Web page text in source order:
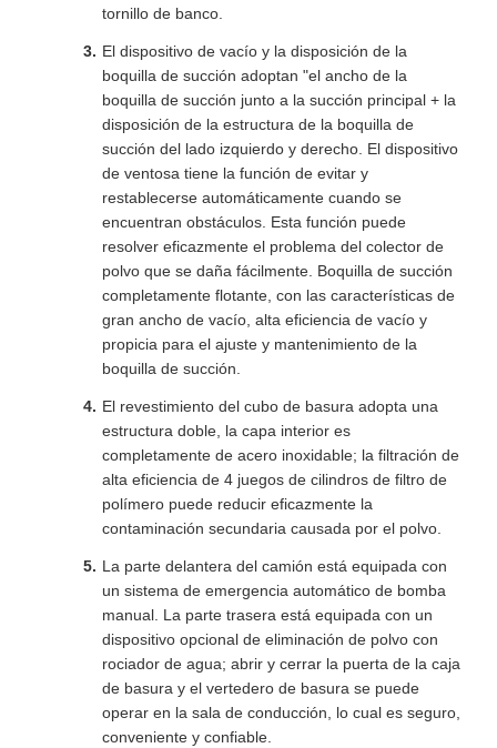
tornillo de banco.
El dispositivo de vacío y la disposición de la
boquilla de succión adoptan "el ancho de la
boquilla de succión junto a la succión principal + la
disposición de la estructura de la boquilla de
succión del lado izquierdo y derecho. El dispositivo
de ventosa tiene la función de evitar y
restablecerse automáticamente cuando se
encuentran obstáculos. Esta función puede
resolver eficazmente el problema del colector de
polvo que se daña fácilmente. Boquilla de succión
completamente flotante, con las características de
gran ancho de vacío, alta eficiencia de vacío y
propicia para el ajuste y mantenimiento de la
boquilla de succión.
El revestimiento del cubo de basura adopta una
estructura doble, la capa interior es
completamente de acero inoxidable; la filtración de
alta eficiencia de 4 juegos de cilindros de filtro de
polímero puede reducir eficazmente la
contaminación secundaria causada por el polvo.
La parte delantera del camión está equipada con
un sistema de emergencia automático de bomba
manual. La parte trasera está equipada con un
dispositivo opcional de eliminación de polvo con
rociador de agua; abrir y cerrar la puerta de la caja
de basura y el vertedero de basura se puede
operar en la sala de conducción, lo cual es seguro,
conveniente y confiable.